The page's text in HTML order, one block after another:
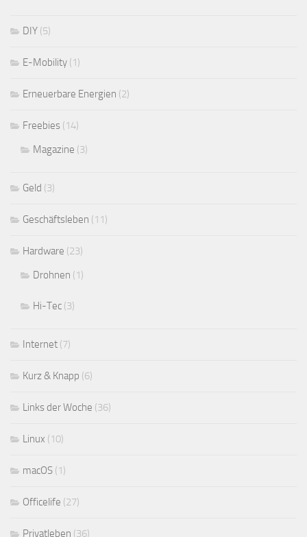
DIY (5)
E-Mobility (1)
Erneuerbare Energien (2)
Freebies (14)
Magazine (3)
Geld (3)
Geschäftsleben (11)
Hardware (23)
Drohnen (1)
Hi-Tec (3)
Internet (7)
Kurz & Knapp (6)
Links der Woche (36)
Linux (10)
macOS (1)
Officelife (27)
Privatleben (36)